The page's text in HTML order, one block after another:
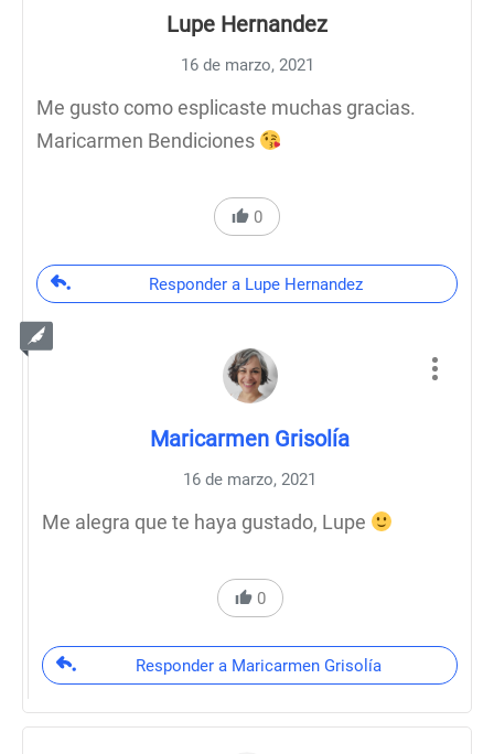
Lupe Hernandez
16 de marzo, 2021
Me gusto como esplicaste muchas gracias.
Maricarmen Bendiciones
0
Responder a Lupe Hernandez
Maricarmen Grisolía
16 de marzo, 2021
Me alegra que te haya gustado, Lupe
0
Responder a Maricarmen Grisolía